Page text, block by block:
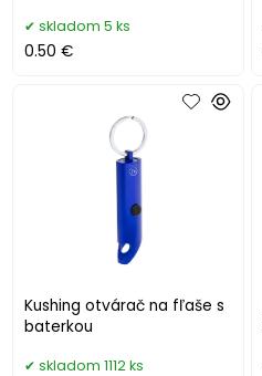
skladom 5 ks
0.50 €
Kushing otvárač na fľaše s
baterkou
skladom 1112 ks